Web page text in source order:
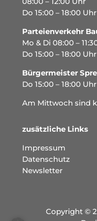
Do 15:00 – 18:00 Uhr
Parteienverkehr
Mo & Di 08:00 –
Do 15:00 – 18:00 Uhr
Bürgermeister
Do 15:00 – 18:00 Uhr
Am Mittwoch sind
zusätzliche Links
Impressum
Datenschutz
Newsletter
Copyright ©